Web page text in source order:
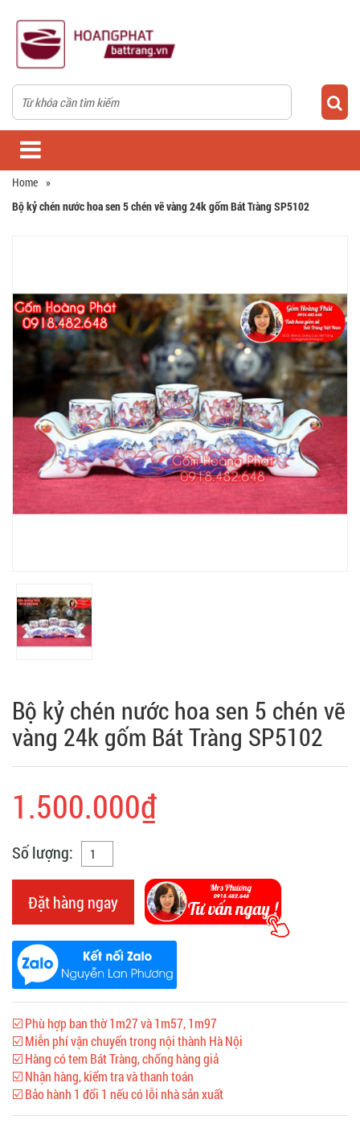
Home »
Bộ kỷ chén nước hoa sen 5 chén vẽ vàng 24k gốm Bát Tràng SP5102
Bộ kỷ chén nước hoa sen 5 chén vẽ
vàng 24k gốm Bát Tràng SP5102
1.500.000₫
Số lượng:
Đặt hàng ngay
☑️ Phù hợp ban thờ 1m27 và 1m57, 1m97
☑️ Miễn phí vận chuyển trong nội thành Hà Nội
☑️ Hàng có tem Bát Tràng, chống hàng giả
☑️ Nhận hàng, kiểm tra và thanh toán
☑️ Bảo hành 1 đổi 1 nếu có lỗi nhà sản xuất